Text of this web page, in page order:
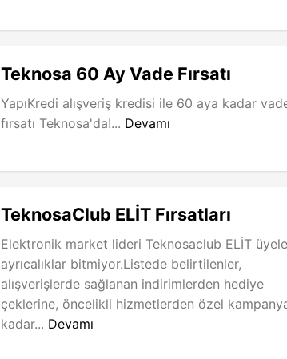
Teknosa 60 Ay Vade Fırsatı
YapıKredi alışveriş kredisi ile 60 aya kadar
fırsatı Teknosa'da!... Devamı
TeknosaClub ELİT Fırsatları
Elektronik market lideri Teknosaclub ELİT
ayrıcalıklar bitmiyor.Listede belirtilenler,
alışverişlerde sağlanan indirimlerden hediye
çeklerine, öncelikli hizmetlerden özel
kadar... Devamı